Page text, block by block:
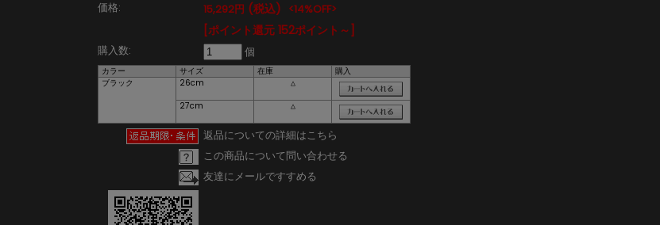
価格: 15,292円 (税込) <14%OFF>
[ポイント還元 152ポイント～]
購入数: 個
カラー サイズ 在庫
購入
ブラック
26cm
△
27cm
△
返品についての詳細はこちら
この商品について問い合わせる
友達にメールですすめる